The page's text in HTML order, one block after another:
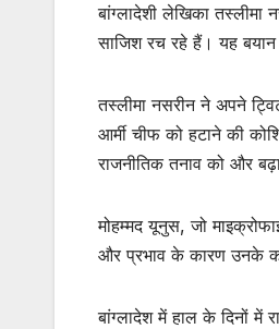
बांग्लादेशी लेखिका तस्‍लीमा
साजिश रच रहे हैं। यह
तस्‍लीमा नसरीन ने अपने
आर्मी चीफ को हटाने की
राजनीतिक तनाव को और
मोहम्मद यूनुस, जो
और प्रभाव के कारण उनके
बांग्लादेश में हाल के दिनों